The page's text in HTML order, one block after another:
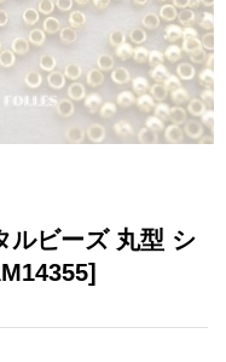
ルビーズ 丸型 シ